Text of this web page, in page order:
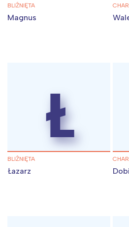
BLIŹNIĘTA
Magnus
Ł
BLIŹNIĘTA
Łazarz